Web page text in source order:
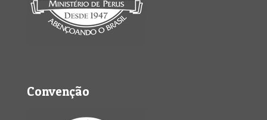
Convenção